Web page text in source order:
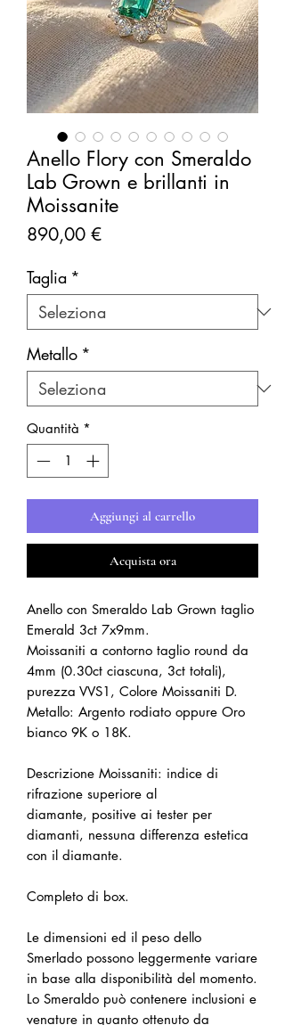
Anello Flory con Smeraldo
Lab Grown e brillanti in
Moissanite
890,00 €Prezzo
Taglia *
Metallo *
Quantità *
Aggiungi al carrello
Acquista ora
Anello con Smeraldo Lab Grown taglio
Emerald 3ct 7x9mm.
Moissaniti a contorno taglio round da
4mm (0.30ct ciascuna, 3ct totali),
purezza VVS1, Colore Moissaniti D.
Metallo: Argento rodiato oppure Oro
bianco 9K o 18K.
Descrizione Moissaniti: indice di
rifrazione superiore al
diamante, positive ai tester per
diamanti, nessuna differenza estetica
con il diamante.
Completo di box.
Le dimensioni ed il peso dello
Smerlado possono leggermente variare
in base alla disponibilità del momento.
Lo Smeraldo può contenere inclusioni e
venature in quanto ottenuto da